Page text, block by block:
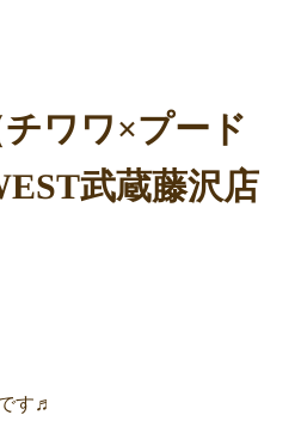
ワワ×プード
武蔵藤沢店
す♬